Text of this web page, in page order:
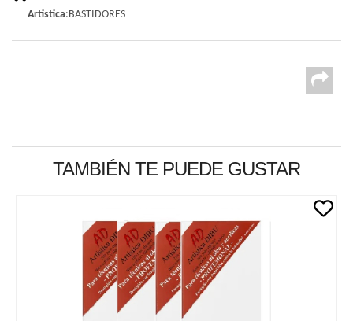
Artistica:BASTIDORES
TAMBIÉN TE PUEDE GUSTAR